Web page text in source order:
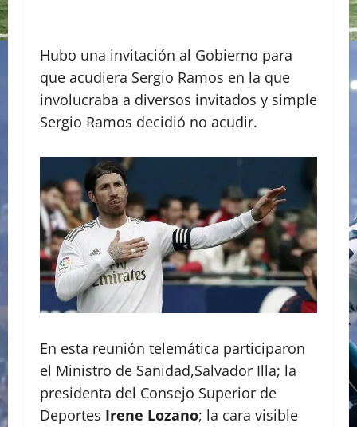
Hubo una invitación al Gobierno para
que acudiera Sergio Ramos en la que
involucraba a diversos invitados y simple
Sergio Ramos decidió no acudir.
En esta reunión telemática participaron
el Ministro de Sanidad,Salvador Illa; la
presidenta del Consejo Superior de
Deportes Irene Lozano; la cara visible